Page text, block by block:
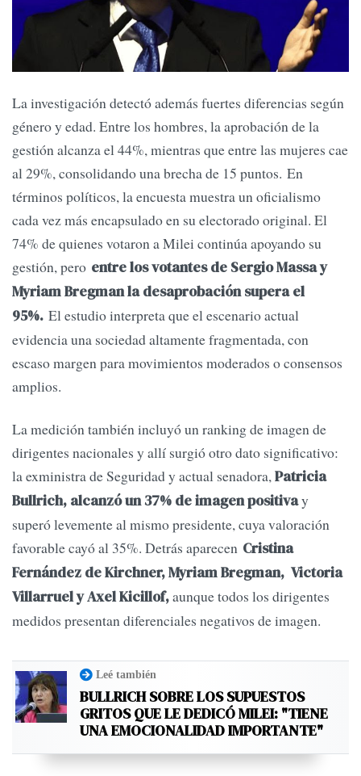
La investigación detectó además fuertes diferencias según
género y edad. Entre los hombres, la aprobación de la
gestión alcanza el 44%, mientras que entre las mujeres cae
al 29%, consolidando una brecha de 15 puntos. En
términos políticos, la encuesta muestra un oficialismo
cada vez más encapsulado en su electorado original. El
74% de quienes votaron a Milei continúa apoyando su
gestión, pero entre los votantes de Sergio Massa y
Myriam Bregman la desaprobación supera el
95%. El estudio interpreta que el escenario actual
evidencia una sociedad altamente fragmentada, con
escaso margen para movimientos moderados o consensos
amplios.
La medición también incluyó un ranking de imagen de
dirigentes nacionales y allí surgió otro dato significativo:
la exministra de Seguridad y actual senadora,Patricia
Bullrich, alcanzó un 37% de imagen positivay
superó levemente al mismo presidente, cuya valoración
favorable cayó al 35%. Detrás aparecen Cristina
Fernández de Kirchner, Myriam Bregman, Victoria
Villarruel y Axel Kicillof,aunque todos los dirigentes
medidos presentan diferenciales negativos de imagen.
Leé también
BULLRICH SOBRE LOS SUPUESTOS
GRITOS QUE LE DEDICÓ MILEI: "TIENE
UNA EMOCIONALIDAD IMPORTANTE"